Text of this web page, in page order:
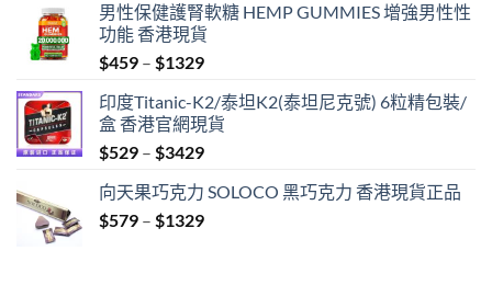
男性保健護腎軟糖 HEMP GUMMIES 增強男性性
功能 香港現貨
$459 – $1329Price
$459
through
$1329
印度Titanic-K2/泰坦K2(泰坦尼克號) 6粒精包裝/
盒 香港官網現貨
$529 – $3429Price
$529
through
向天果巧克力 SOLOCO 黑巧克力 香港現貨正品
$579 – $1329Price